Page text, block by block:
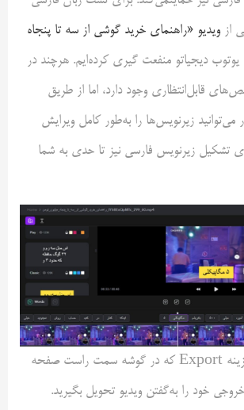
ازویدیو «راهنمای خرید گوشی از سه تا پنجاه
یوتوب دیجیاتو منفعت گیری کرده‌ایم. هرچند در
قابل‌انتظاری وجود دارد، اما از طریق
می‌توانید زیرنویس‌ها را به‌طور کامل ویرایش
تشکیل زیرنویس فارسی نیز تا حدی به شما
درنهایت با انتخاب گزینه Export که در گوشه سمت راست صفحه
خروجی خود را به‌گفتن ویدیو تحویل بگیرید.